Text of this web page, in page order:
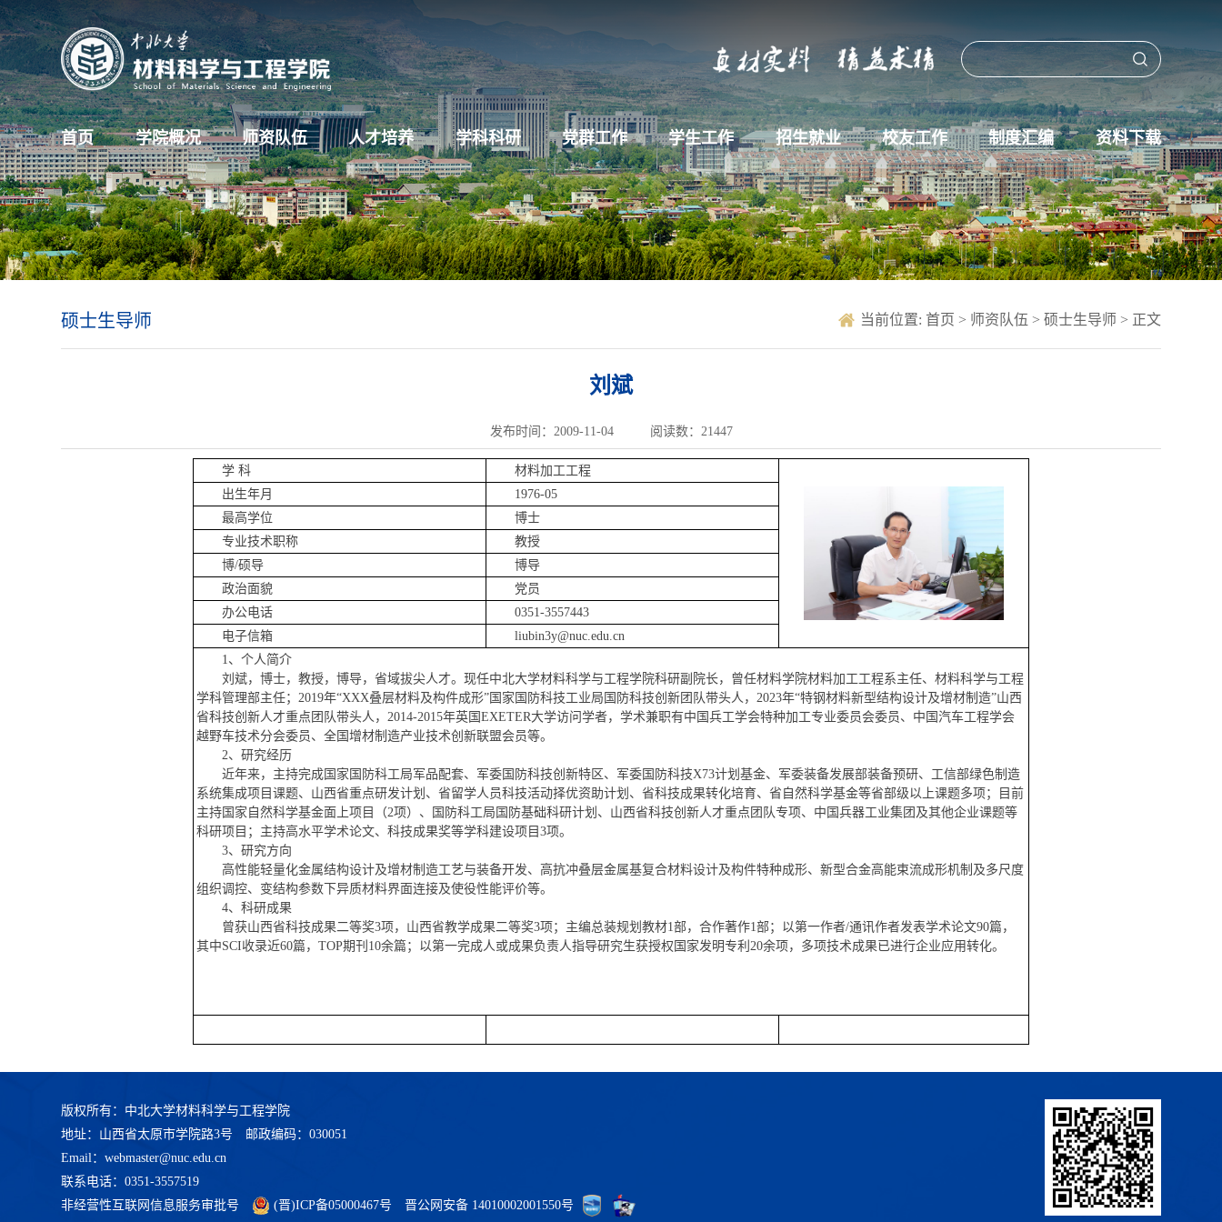
首页 学院概况 师资队伍 人才培养 学科科研 党群工作 学生工作 招生就业 校友工作 制度汇编 资料下载
硕士生导师 当前位置: 首页 > 师资队伍 > 硕士生导师 > 正文
刘斌
发布时间：2009-11-04 阅读数： 21447
学 科
材料加工工程
出生年月
1976-05
最高学位
博士
专业技术职称
教授
博/硕导
博导
政治面貌
党员
办公电话
0351-3557443
电子信箱
liubin3y@nuc.edu.cn
1、个人简介
刘斌，博士，教授，博导，省域拔尖人才。现任中北大学材料科学与工程学院科研副院长，曾任材料学院材料加工工程系主任、材料科学与工程
学科管理部主任； 2019年“XXX叠层材料及构件成形”国家国防科技工业局国防科技创新团队带头人，2023年“特钢材料新型结构设计及增材制造”山西
省科技创新人才重点团队带头人，2014-2015年英国EXETER大学访问学者，学术兼职有中国兵工学会特种加工专业委员会委员、中国汽车工程学会
越野车技术分会委员、全国增材制造产业技术创新联盟会员等。
2、 研究经历
近年来，主持完成国家国防科工局军品配套、军委国防科技创新特区、军委国防科技X73计划 基金、军委装备发展部装备预研、工信部绿色制造
系统集成项目 课题、山西省重点研发计划、省留学人员科技活动择优资助计划、省科技成果转化培育、省自然科学基金等省部级以上课题多项；目前
主持国家自然科学基金面上项目（2项）、国防科工局国防基础科研计划、 山西省科技创新人才重点团队专项、 中国兵器工业集团 及其他企业课题等
科研项目；主持高水平学术论文、科技成果奖等学科建设项目 3项。
3、研究方向
高性能轻量化金属结构设计及增材制造工艺与装备开发、高抗冲叠层金属基复合材料设计及构件特种成形、新型合金高能束流成形机制及多尺度
组织调控、变结构参数下异质材料界面连接及使役性能评价等。
4、科研成果
曾获山西省科技成果二等奖3项，山西省教学成果二等奖3项；主编总装规划教材1部，合作著作1部；以第一作者/通讯作者发表学术论文90篇，
其中SCI收录近60篇，TOP期刊 10余篇； 以第一完成人或成果负责人指导研究生获授权国家发明专利 20余项，多项技术成果已进行企业应用转化。
版权所有：中北大学材料科学与工程学院
地址：山西省太原市学院路3号 邮政编码：030051
Email：webmaster@nuc.edu.cn
联系电话：0351-3557519
非经营性互联网信息服务审批号
(晋)ICP备05000467号 晋公网安备 14010002001550号